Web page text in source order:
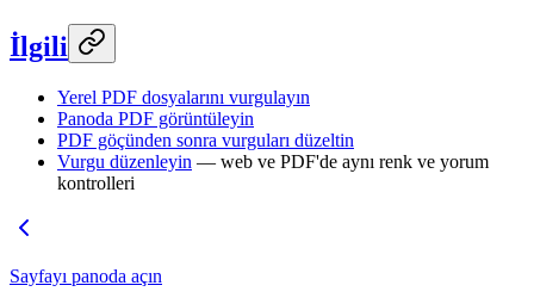
İlgili
Yerel PDF dosyalarını vurgulayın
Panoda PDF görüntüleyin
PDF göçünden sonra vurguları düzeltin
Vurgu düzenleyin — web ve PDF'de aynı renk ve yorum
kontrolleri
Sayfayı panoda açın